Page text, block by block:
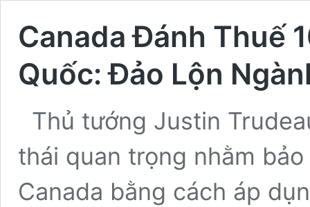
Canada Đánh Thuế
Quốc: Đảo Lộn
Thủ tướng Justin
thái quan trọng nhằm
Canada bằng cách áp